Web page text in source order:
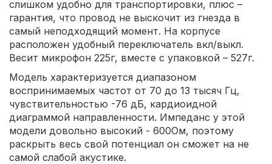
слишком удобно для транспортировки, плюс –
гарантия, что провод не выскочит из гнезда в
самый неподходящий момент. На корпусе
расположен удобный переключатель вкл/выкл.
Весит микрофон 225г, вместе с упаковкой – 527г.
Модель характеризуется диапазоном
воспринимаемых частот от 70 до 13 тысяч Гц,
чувствительностью -76 дБ, кардиоидной
диаграммой направленности. Импеданс у этой
модели довольно высокий - 600Ом, поэтому
раскрыть весь свой потенциал он сможет на не
самой слабой акустике.